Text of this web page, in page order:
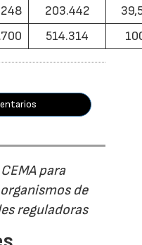
203.442
514.314
para
de
reguladoras